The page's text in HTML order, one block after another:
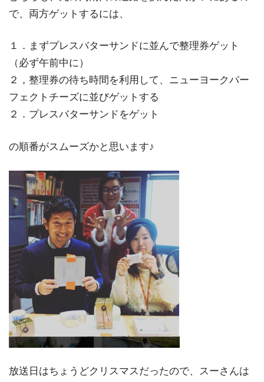
で、両方ゲットするには、
１．まずプレスバターサンドに並んで整理券ゲット
（必ず午前中に）
２，整理券の待ち時間を利用して、ニューヨークパー
フェクトチーズに並びゲットする
２．プレスバターサンドをゲット
の順番がスムーズかと思います♪
放送日はちょうどクリスマスだったので、スーさんは